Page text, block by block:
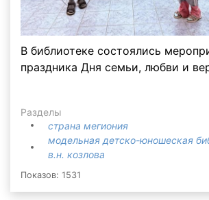
В библиотеке состоялись
праздника Дня семьи, любви и
Разделы
страна мегиония
модельная детско-юношеская
в.н. козлова
Показов: 1531